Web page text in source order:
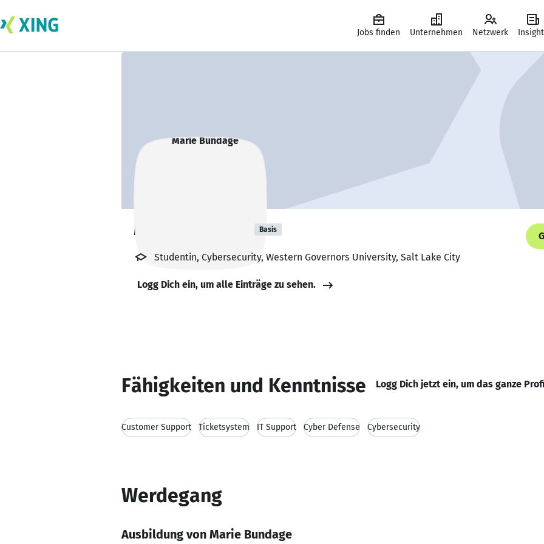
Jobs finden Unternehmen Netzwerk
Marie Bundage Basis
Studentin, Cybersecurity, Western Governors University, Salt Lake City
Logg Dich ein, um alle Einträge zu sehen.
Fähigkeiten und Kenntnisse Logg Dich jetzt ein, um das ganze
Customer Support Ticketsystem IT Support Cyber Defense Cybersecurity
Werdegang
Ausbildung von Marie Bundage